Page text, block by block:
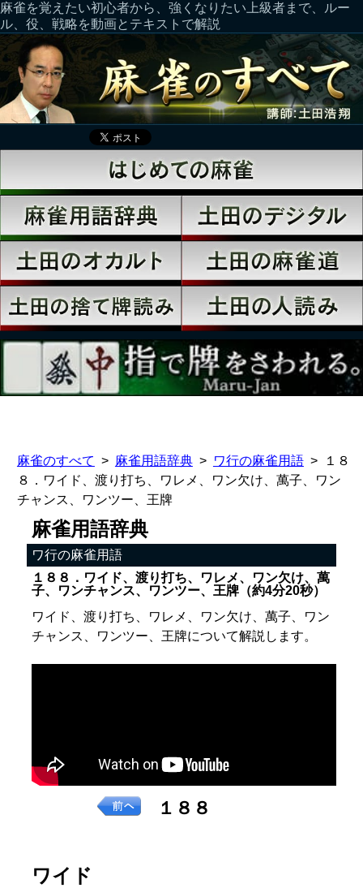
麻雀を覚えたい初心者から、強くなりたい上級者まで、ルー
ル、役、戦略を動画とテキストで解説
麻雀のすべて 麻雀用語辞典 ワ行の麻雀用語
１８
８．ワイド、渡り打ち、ワレメ、ワン欠け、萬子、ワン
チャンス、ワンツー、王牌
麻雀用語辞典
ワ行の麻雀用語
１８８．ワイド、渡り打ち、ワレメ、ワン欠け、萬
子、ワンチャンス、ワンツー、王牌（約4分20秒）
ワイド、渡り打ち、ワレメ、ワン欠け、萬子、ワン
チャンス、ワンツー、王牌について解説します。
１８８
ワイド